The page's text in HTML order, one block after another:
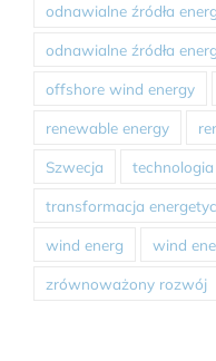
odnawialne źródła
odnawialne źródła
offshore wind energy
renewable energy
Szwecja technologia
transformacja
wind energ wind
zrównoważony rozwój